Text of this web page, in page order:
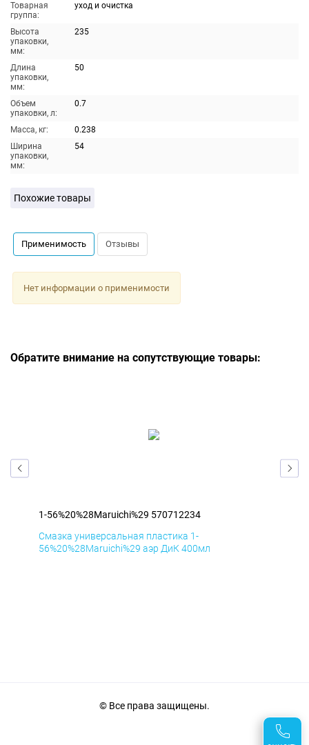
Товарная
группа:
уход и очистка
Высота
упаковки,
мм:
235
Длина
упаковки,
мм:
50
Объем
упаковки, л:
0.7
Масса, кг:
0.238
Ширина
упаковки,
мм:
54
Похожие товары
Применимость Отзывы
Нет информации о применимости
Обратите внимание на сопутствующие товары:
1-56%20%28Maruichi%29 570712234
Смазка универсальная пластика 1-
56%20%28Maruichi%29 аэр ДиК 400мл
© Все права защищены.